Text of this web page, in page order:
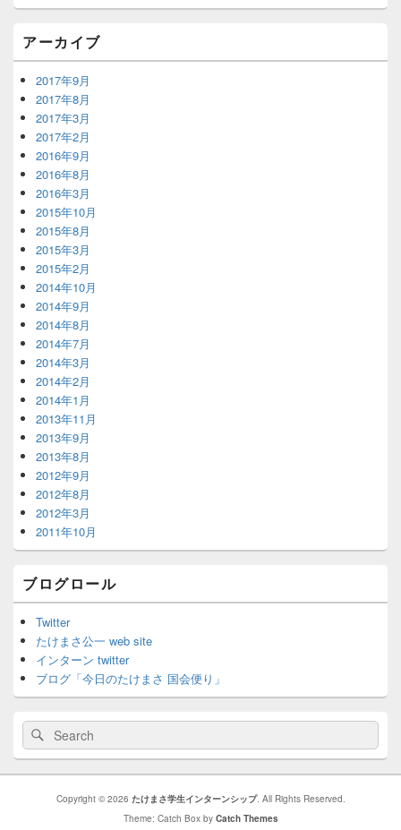
アーカイブ
2017年9月
2017年8月
2017年3月
2017年2月
2016年9月
2016年8月
2016年3月
2015年10月
2015年8月
2015年3月
2015年2月
2014年10月
2014年9月
2014年8月
2014年7月
2014年3月
2014年2月
2014年1月
2013年11月
2013年9月
2013年8月
2012年9月
2012年8月
2012年3月
2011年10月
ブログロール
Twitter
たけまさ公一 web site
インターン twitter
ブログ「今日のたけまさ 国会便り」
Search
for:
Search
Copyright © 2026 たけまさ学生インターンシップ. All Rights Reserved.
Theme: Catch Box by Catch Themes